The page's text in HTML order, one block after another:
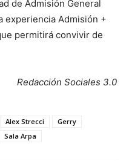
de Admisión General
experiencia Admisión +
permitirá convivir de
Redacción Sociales 3.0
Alex Strecci
Gerry
Sala Arpa